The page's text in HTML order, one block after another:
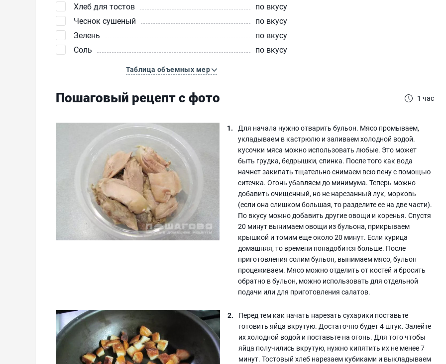
Хлеб для тостов
по вкусу
Чеснок сушеный
по вкусу
Зелень
по вкусу
Соль
по вкусу
Таблица объемных мер
Пошаговый рецепт с фото 1 час
Для начала нужно отварить бульон. Мясо промываем,
укладываем в кастрюлю и заливаем холодной водой.
кусочки мяса можно использовать любые. Это может
быть грудка, бедрышки, спинка. После того как вода
начнет закипать тщательно снимаем всю пену с помощью
ситечка. Огонь убавляем до минимума. Теперь можно
добавить очищенный, но не нарезанный лук, морковь
(если она слишком большая, то разделите ее на две части).
По вкусу можно добавить другие овощи и коренья. Спустя
20 минут вынимаем овощи из бульона, прикрываем
крышкой и томим еще около 20 минут. Если курица
домашняя, то времени понадобится больше. После
приготовления солим бульон, вынимаем мясо, бульон
процеживаем. Мясо можно отделить от костей и бросить
обратно в бульон, можно использовать для отдельной
подачи или для приготовления салатов.
Перед тем как начать нарезать сухарики поставьте
готовить яйца вкрутую. Достаточно будет 4 штук. Залейте
их холодной водой и поставьте на огонь. Для того чтобы
яйца получились вкрутую, нужно кипятить их не менее 7
минут. Тостовый хлеб нарезаем кубиками и выкладываем